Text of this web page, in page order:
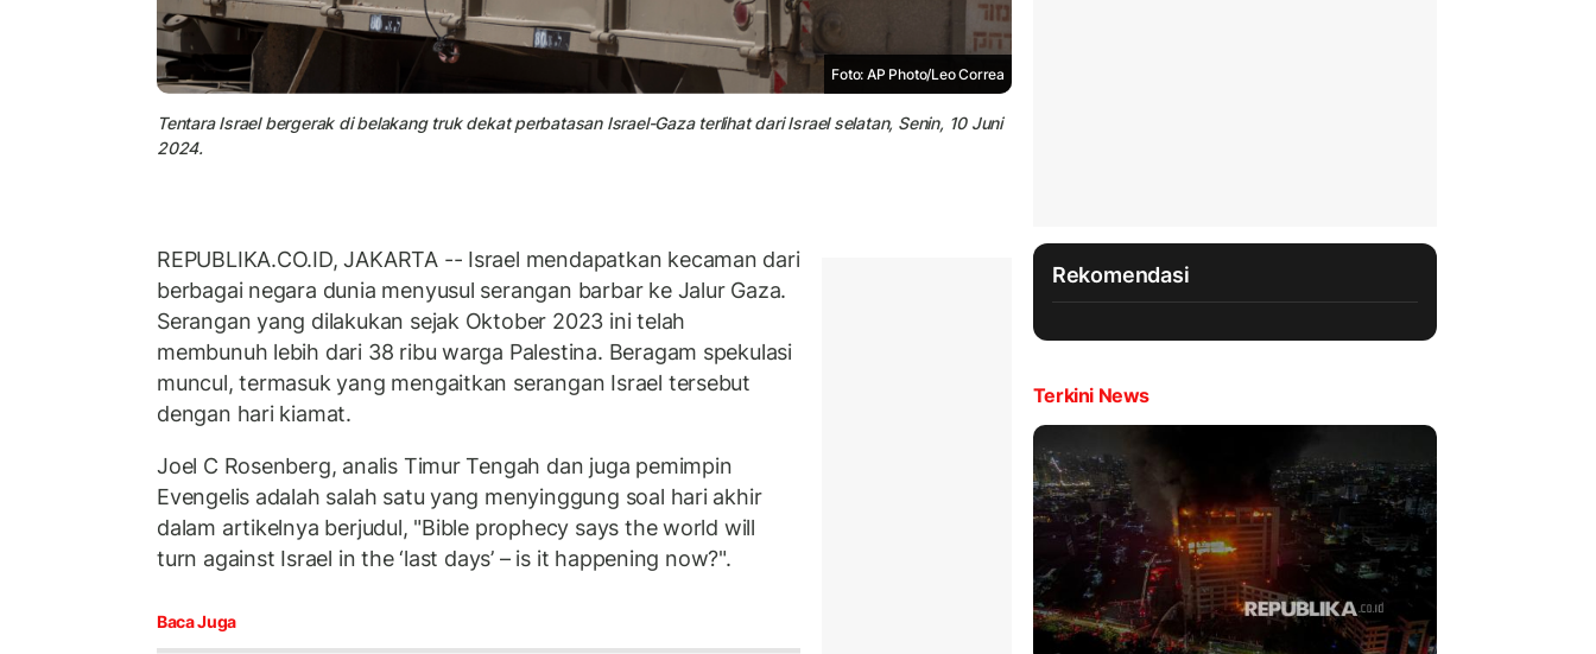
Foto: AP Photo/Leo Correa
Tentara Israel bergerak di belakang truk dekat perbatasan Israel-Gaza terlihat dari Israel selatan, Senin, 10 Juni
2024.
REPUBLIKA.CO.ID, JAKARTA -- Israel mendapatkan kecaman dari
berbagai negara dunia menyusul serangan barbar ke Jalur Gaza.
Serangan yang dilakukan sejak Oktober 2023 ini telah
membunuh lebih dari 38 ribu warga Palestina. Beragam spekulasi
muncul, termasuk yang mengaitkan serangan Israel tersebut
dengan hari kiamat.
Joel C Rosenberg, analis Timur Tengah dan juga pemimpin
Evengelis adalah salah satu yang menyinggung soal hari akhir
dalam artikelnya berjudul, "Bible prophecy says the world will
turn against Israel in the ‘last days’ – is it happening now?".
Baca Juga
Rekomendasi
Terkini News